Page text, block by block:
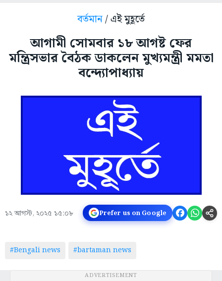
বর্তমান/ এই মুহূর্তে
আগামী সোমবার ১৮ আগষ্ট ফের
মন্ত্রিসভার বৈঠক ডাকলেন মুখ্যমন্ত্রী মমতা
বন্দ্যোপাধ্যায়
১২ আগস্ট, ২০২৫ ১৫:০৮ Prefer us on Google
#Bengali news #bartaman news
ADVERTISEMENT